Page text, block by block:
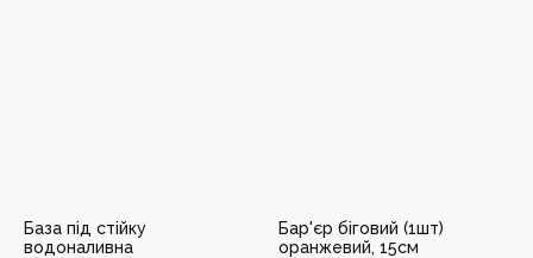
База під стійку
водоналивна
Бар'єр біговий (1шт)
оранжевий, 15см